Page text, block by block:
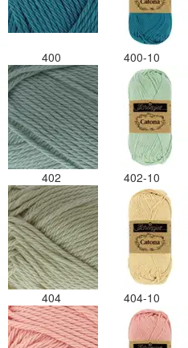
400 400-10
402 402-10
404 404-10